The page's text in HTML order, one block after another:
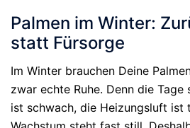
Palmen im Winter:
statt Fürsorge
Im Winter brauchen Deine
zwar echte Ruhe. Denn die Tage
ist schwach, die Heizungsluft ist